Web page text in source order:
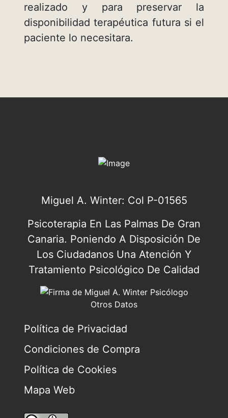
realizado y para preservar la
disponibilidad terapéutica futura si el
paciente lo necesitara.
Miguel A. Winter: Col P-01565
Psicoterapia En Las Palmas De Gran
Canaria. Poniendo A Disposición De
Los Ciudadanos Una Atención Y
Tratamiento Psicológico De Calidad
Otros Datos
Política de Privacidad
Condiciones de Compra
Política de Cookies
Mapa Web